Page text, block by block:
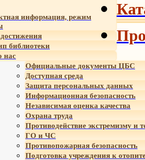
информация, режим
библиотеки
нас
Официальные документы ЦБС
Доступная среда
Защита персональных данных
Информационная безопасность
Независимая оценка качества
Охрана труда
Противодействие экстремизму и
ГО и ЧС
Противопожарная безопасность
Подготовка учреждения к